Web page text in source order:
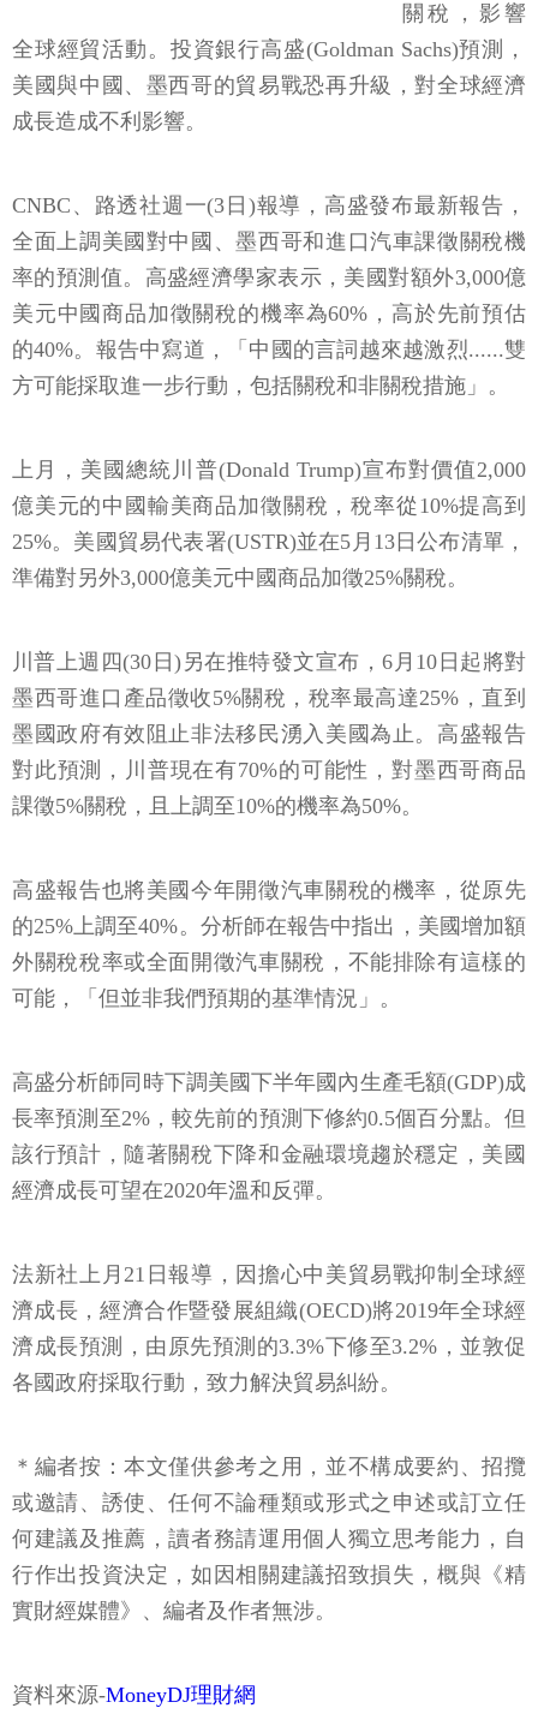
關稅，影響
全球經貿活動。投資銀行高盛(Goldman Sachs)預測，
美國與中國、墨西哥的貿易戰恐再升級，對全球經濟
成長造成不利影響。
CNBC、路透社週一(3日)報導，高盛發布最新報告，
全面上調美國對中國、墨西哥和進口汽車課徵關稅機
率的預測值。高盛經濟學家表示，美國對額外3,000億
美元中國商品加徵關稅的機率為60%，高於先前預估
的40%。報告中寫道，「中國的言詞越來越激烈......雙
方可能採取進一步行動，包括關稅和非關稅措施」。
上月，美國總統川普(Donald Trump)宣布對價值2,000
億美元的中國輸美商品加徵關稅，稅率從10%提高到
25%。美國貿易代表署(USTR)並在5月13日公布清單，
準備對另外3,000億美元中國商品加徵25%關稅。
川普上週四(30日)另在推特發文宣布，6月10日起將對
墨西哥進口產品徵收5%關稅，稅率最高達25%，直到
墨國政府有效阻止非法移民湧入美國為止。高盛報告
對此預測，川普現在有70%的可能性，對墨西哥商品
課徵5%關稅，且上調至10%的機率為50%。
高盛報告也將美國今年開徵汽車關稅的機率，從原先
的25%上調至40%。分析師在報告中指出，美國增加額
外關稅稅率或全面開徵汽車關稅，不能排除有這樣的
可能，「但並非我們預期的基準情況」。
高盛分析師同時下調美國下半年國內生產毛額(GDP)成
長率預測至2%，較先前的預測下修約0.5個百分點。但
該行預計，隨著關稅下降和金融環境趨於穩定，美國
經濟成長可望在2020年溫和反彈。
法新社上月21日報導，因擔心中美貿易戰抑制全球經
濟成長，經濟合作暨發展組織(OECD)將2019年全球經
濟成長預測，由原先預測的3.3%下修至3.2%，並敦促
各國政府採取行動，致力解決貿易糾紛。
＊編者按：本文僅供參考之用，並不構成要約、招攬
或邀請、誘使、任何不論種類或形式之申述或訂立任
何建議及推薦，讀者務請運用個人獨立思考能力，自
行作出投資決定，如因相關建議招致損失，概與《精
實財經媒體》、編者及作者無涉。
資料來源-MoneyDJ理財網